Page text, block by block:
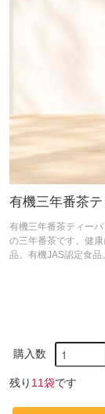
有機三年番茶
有機三年番茶ティー
の三年番茶です。健
品。有機JAS認定食品。
購入数
残り 11袋です